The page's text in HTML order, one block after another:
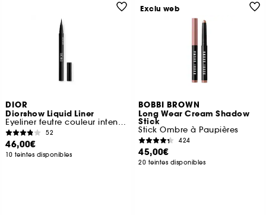
DIOR
Diorshow Liquid Liner
Eyeliner feutre couleur intense et waterproof
52
46,00€
10 teintes disponibles
BOBBI BROWN
Long Wear Cream Shadow
Stick
Stick Ombre à Paupières
424
45,00€
20 teintes disponibles
Exclu web